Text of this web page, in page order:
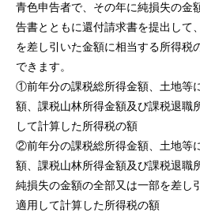
青色申告者で、その年に純損失の金
告書とともに還付請求書を提出し
を差し引いた金額に相当する所得
できます。
①前年分の課税総所得金額、土地等
額、課税山林所得金額及び課税退職
して計算した所得税の額
②前年分の課税総所得金額、土地等
額、課税山林所得金額及び課税退職
純損失の金額の全部又は一部を差
適用して計算した所得税の額